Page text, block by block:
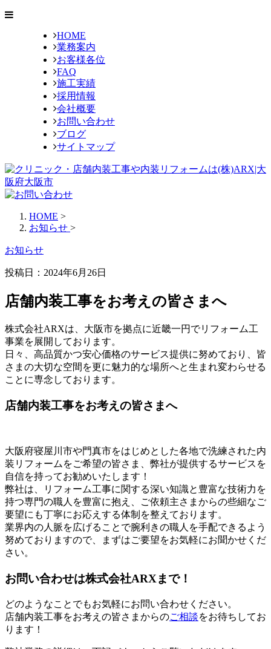
HOME
業務案内
お客様各位
FAQ
施工実績
採用情報
会社概要
お問い合わせ
ブログ
サイトマップ
HOME >
お知らせ >
お知らせ
投稿日： 2024年6月26日
店舗内装工事をお考えの皆さまへ
株式会社ARXは、大阪市を拠点に近畿一円でリフォーム工
事業を展開しております。
日々、高品質かつ安心価格のサービス提供に努めており、皆
さまの大切な空間を更に魅力的な場所へと生まれ変わらせる
ことに専念しております。
店舗内装工事をお考えの皆さまへ
大阪府寝屋川市や門真市をはじめとした各地で洗練された内
装リフォームをご希望の皆さま、弊社が提供するサービスを
自信を持ってお勧めいたします！
弊社は、リフォーム工事に関する深い知識と豊富な技術力を
持つ専門の職人を豊富に抱え、ご依頼主さまからの些細なご
要望にも丁寧にお応えする体制を整えております。
業界内の人脈を広げることで腕利きの職人を手配できるよう
努めておりますので、まずはご要望をお気軽にお聞かせくだ
さい。
お問い合わせは株式会社ARXまで！
どのようなことでもお気軽にお問い合わせください。
店舗内装工事をお考えの皆さまからのご相談をお待ちしてお
ります！